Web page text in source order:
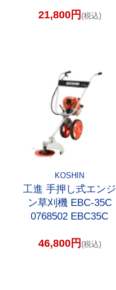
21,800円 (税込)
KOSHIN
工進 手押し式エンジ
ン草刈機 EBC-35C
0768502 EBC35C
46,800円 (税込)